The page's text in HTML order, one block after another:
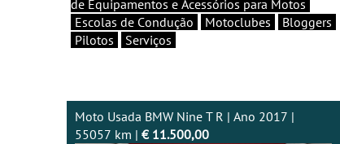
de Equipamentos e Acessórios para Motos
Escolas de Condução
Motoclubes
Bloggers
Pilotos
Serviços
Moto Usada BMW Nine T R | Ano 2017 |
55057 km | € 11.500,00